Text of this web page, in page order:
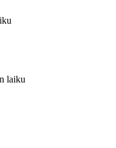
laiku